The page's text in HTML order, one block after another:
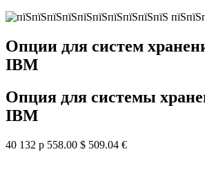
Опции для систем
IBM
Опция для системы
IBM
40 132 р 558.00 $ 509.04 €